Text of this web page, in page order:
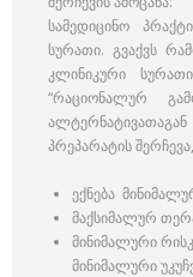
სამედიცინო
სურათი. გვაქვს
კლინიკური
“რაციონალურ
პრეპარატის
ექნება
მაქსიმალურ
მინიმალური
მინიმალური